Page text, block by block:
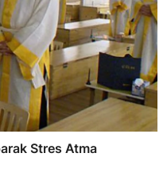
Stres Atma